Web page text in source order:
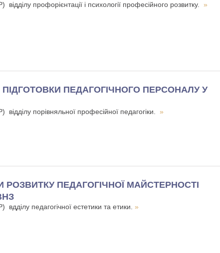
профорієнтації і психології професійного розвитку. »
ПЕДАГОГІЧНОГО ПЕРСОНАЛУ У
порівняльної професійної педагогіки. »
РОЗВИТКУ ПЕДАГОГІЧНОЇ МАЙСТЕРНОСТІ
педагогічної естетики та етики. »